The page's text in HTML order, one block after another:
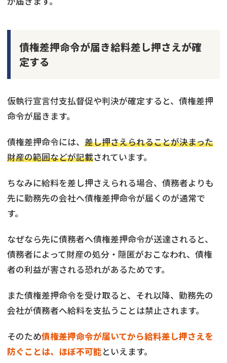
債権差押命令が届き給料差し押さえが確
定する
仮執行宣言付支払督促や判決が確定すると、債権差押
命令が届きます。
債権差押命令には、 差し押さえられることが決まった
財産の範囲などが記載されています。
ちなみに給料を差し押さえられる場合、債務者よりも
先に勤務先の会社へ債権差押命令が届くのが通常で
す。
なぜなら先に債務者へ債権差押命令が送達されると、
債務者によって財産の処分・隠匿がおこなわれ、債権
者の利益が害される恐れがあるためです。
また債権差押命令を受け取ると、それ以降、勤務先の
会社が債務者へ給料を支払うことは禁止されます。
そのため債権差押命令が届いてから給料差し押さえを
防ぐことは、ほぼ不可能といえます。